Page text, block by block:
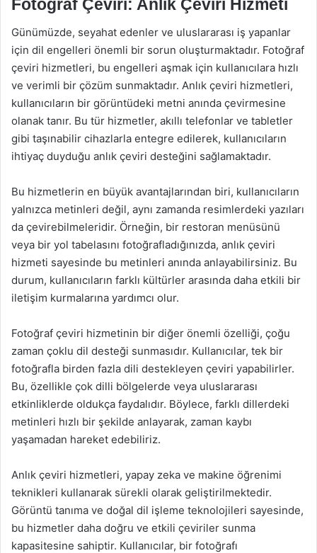
Fotoğraf Çeviri: Anlık Çeviri Hizmeti
Günümüzde, seyahat edenler ve uluslararası iş yapanlar
için dil engelleri önemli bir sorun oluşturmaktadır. Fotoğraf
çeviri hizmetleri, bu engelleri aşmak için kullanıcılara hızlı
ve verimli bir çözüm sunmaktadır. Anlık çeviri hizmetleri,
kullanıcıların bir görüntüdeki metni anında çevirmesine
olanak tanır. Bu tür hizmetler, akıllı telefonlar ve tabletler
gibi taşınabilir cihazlarla entegre edilerek, kullanıcıların
ihtiyaç duyduğu anlık çeviri desteğini sağlamaktadır.
Bu hizmetlerin en büyük avantajlarından biri, kullanıcıların
yalnızca metinleri değil, aynı zamanda resimlerdeki yazıları
da çevirebilmeleridir. Örneğin, bir restoran menüsünü
veya bir yol tabelasını fotoğrafladığınızda, anlık çeviri
hizmeti sayesinde bu metinleri anında anlayabilirsiniz. Bu
durum, kullanıcıların farklı kültürler arasında daha etkili bir
iletişim kurmalarına yardımcı olur.
Fotoğraf çeviri hizmetinin bir diğer önemli özelliği, çoğu
zaman çoklu dil desteği sunmasıdır. Kullanıcılar, tek bir
fotoğrafla birden fazla dili destekleyen çeviri yapabilirler.
Bu, özellikle çok dilli bölgelerde veya uluslararası
etkinliklerde oldukça faydalıdır. Böylece, farklı dillerdeki
metinleri hızlı bir şekilde anlayarak, zaman kaybı
yaşamadan hareket edebiliriz.
Anlık çeviri hizmetleri, yapay zeka ve makine öğrenimi
teknikleri kullanarak sürekli olarak geliştirilmektedir.
Görüntü tanıma ve doğal dil işleme teknolojileri sayesinde,
bu hizmetler daha doğru ve etkili çeviriler sunma
kapasitesine sahiptir. Kullanıcılar, bir fotoğrafı